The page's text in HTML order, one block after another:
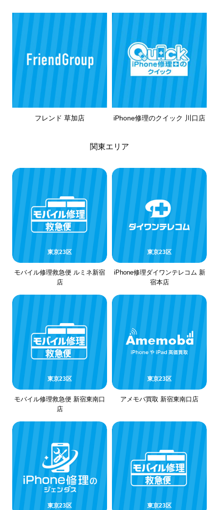
フレンド 草加店 iPhone修理のクイック 川口店
関東エリア
東京23区
モバイル修理救急便 ルミネ新宿
店
東京23区
iPhone修理ダイワンテレコム 新
宿本店
東京23区
モバイル修理救急便 新宿東南口
店
東京23区
アメモバ買取 新宿東南口店
東京23区 東京23区